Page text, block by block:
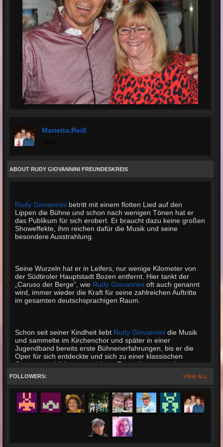
Marietta.reiß
ABOUT RUDY GIOVANNINI FREUNDESKREIS
Rudy Giovannini betritt mit einem flotten Lied auf den
Lippen die Bühne und schon nach wenigen Tönen hat er
das Publikum für sich erobert. Er braucht dazu keine großen
Showeffekte, ihm reichen dafür die Musik und seine
besondere Ausstrahlung.
Seine Wurzeln hat er in Leifers, nur wenige Kilometer von
der Südtiroler Hauptstadt Bozen entfernt. Hier tankt der
„Caruso der Berge“, wie Rudy Giovannini oft auch genannt
wird, immer wieder die Kraft für seine zahlreichen Auftritte
im gesamten deutschsprachigen Raum.
Schon seit seiner Kindheit liebt Rudy Giovannini die Musik
und sammelte im Kirchenchor und später in einer
Jugendband bereits erste Bühnenerfahrungen, bis er die
Oper für sich entdeckte und sich zu einer klassischen
Gesangsausbildung entschloss. Er studierte zunächst an
bei Arrigo Pola in Modena, einem früheren Lehrer von
Luciano Pavarotti.
Luciano Pavarotti – der für Rudy zu einem väterlichen
Freund wurde – ist an dessen Schlager-Karriere übrigens
nicht ganz unschuldig: Mit seiner Äußerung „Es gibt keine
Musik erster oder zweiter Klasse, es gibt nur schöne oder
VIEW ALL
FOLLOWERS: